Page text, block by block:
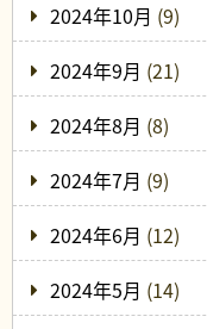
2024年10月 (9)
2024年9月 (21)
2024年8月 (8)
2024年7月 (9)
2024年6月 (12)
2024年5月 (14)